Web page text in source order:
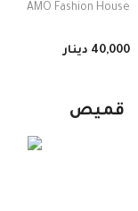
AMO Fashion House
40,000 دينار
قميص